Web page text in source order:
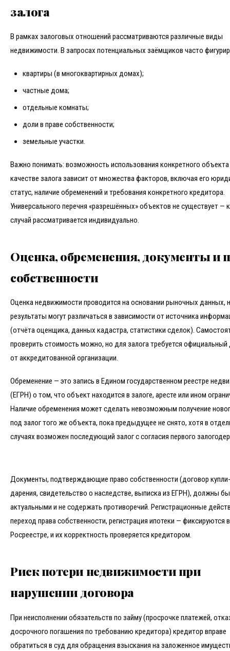
залога
В рамках залоговых отношений рассматриваются различные виды
недвижимости. В запросах потенциальных заёмщиков часто
квартиры (в многоквартирных домах);
частные дома;
отдельные комнаты;
доли в праве собственности;
земельные участки.
Важно понимать: возможность использования конкретного объекта
качестве залога зависит от множества факторов, включая его
статус, наличие обременений и требования конкретного кредитора.
Универсального перечня «разрешённых» объектов не существует —
случай рассматривается индивидуально.
Оценка, обременения, документы и
собственности
Оценка недвижимости проводится на основании рыночных данных,
результаты могут различаться в зависимости от источника
(отчёта оценщика, данных кадастра, статистики сделок).
проверить стоимость можно, но для залога требуется
от аккредитованной организации.
Обременение — это запись в Едином государственном реестре
(ЕГРН) о том, что объект находится в залоге, аресте или ином
Наличие обременения может сделать невозможным получение
под залог того же объекта, пока предыдущее не снято, хотя в
случаях возможен последующий залог с согласия первого
Документы, подтверждающие право собственности (договор
дарения, свидетельство о наследстве, выписка из ЕГРН), должны
актуальными и не содержать противоречий. Регистрационные
переход права собственности, регистрация ипотеки — фиксируются в
Росреестре, и их корректность проверяется кредитором.
Риск потери недвижимости при
нарушении договора
При неисполнении обязательств по займу (просрочке платежей,
досрочного погашения по требованию кредитора) кредитор вправе
обратиться в суд для обращения взыскания на заложенное